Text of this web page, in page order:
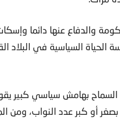
والدفاع عنها دائما
الحياة السياسية في البلاد
السماح بهامش سياسي كبير
أو كبر عدد النواب، ومن